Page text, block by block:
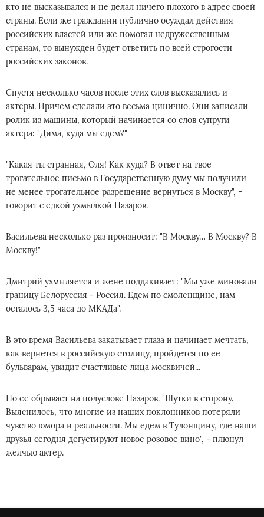
кто не высказывался и не делал ничего плохого в адрес своей
страны. Если же гражданин публично осуждал действия
российских властей или же помогал недружественным
странам, то вынужден будет ответить по всей строгости
российских законов.
Спустя несколько часов после этих слов высказались и
актеры. Причем сделали это весьма цинично. Они записали
ролик из машины, который начинается со слов супруги
актера: "Дима, куда мы едем?"
"Какая ты странная, Оля! Как куда? В ответ на твое
трогательное письмо в Государственную думу мы получили
не менее трогательное разрешение вернуться в Москву", -
говорит с едкой ухмылкой Назаров.
Васильева несколько раз произносит: "В Москву… В Москву? В
Москву!"
Дмитрий ухмыляется и жене поддакивает: "Мы уже миновали
границу Белоруссия - Россия. Едем по смоленщине, нам
осталось 3,5 часа до МКАДа".
В это время Васильева закатывает глаза и начинает мечтать,
как вернется в российскую столицу, пройдется по ее
бульварам, увидит счастливые лица москвичей...
Но ее обрывает на полуслове Назаров. "Шутки в сторону.
Выяснилось, что многие из наших поклонников потеряли
чувство юмора и реальности. Мы едем в Тулонщину, где наши
друзья сегодня дегустируют новое розовое вино", - плюнул
желчью актер.